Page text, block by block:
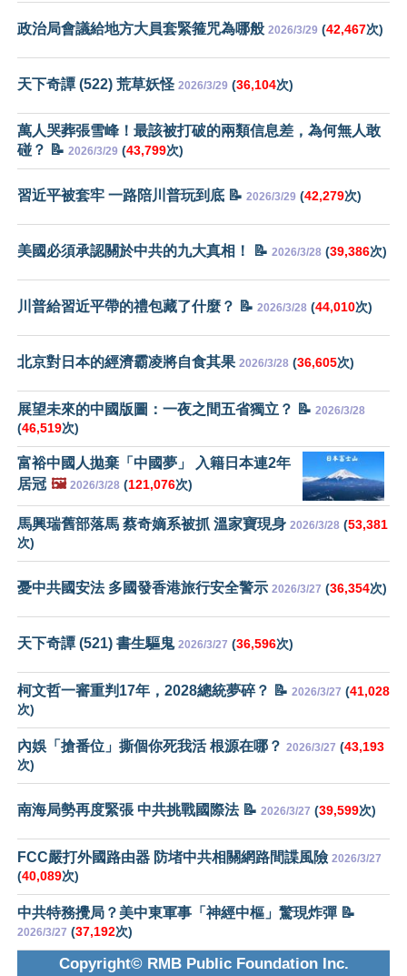
政治局會議給地方大員套緊箍咒為哪般 2026/3/29 (42,467次)
天下奇譚 (522) 荒草妖怪 2026/3/29 (36,104次)
萬人哭葬張雪峰！最該被打破的兩類信息差，為何無人敢
碰？ 📝 2026/3/29 (43,799次)
習近平被套牢 一路陪川普玩到底 📝 2026/3/29 (42,279次)
美國必須承認關於中共的九大真相！ 📝 2026/3/28 (39,386次)
川普給習近平帶的禮包藏了什麼？ 📝 2026/3/28 (44,010次)
北京對日本的經濟霸凌將自食其果 2026/3/28 (36,605次)
展望未來的中國版圖：一夜之間五省獨立？ 📝 2026/3/28
(46,519次)
富裕中國人拋棄「中國夢」 入籍日本連2年
居冠 🖼️ 2026/3/28 (121,076次)
馬興瑞舊部落馬 蔡奇嫡系被抓 溫家寶現身 2026/3/28 (53,381
次)
憂中共國安法 多國發香港旅行安全警示 2026/3/27 (36,354次)
天下奇譚 (521) 書生驅鬼 2026/3/27 (36,596次)
柯文哲一審重判17年，2028總統夢碎？ 📝 2026/3/27 (41,028
次)
內娛「搶番位」撕個你死我活 根源在哪？ 2026/3/27 (43,193
次)
南海局勢再度緊張 中共挑戰國際法 📝 2026/3/27 (39,599次)
FCC嚴打外國路由器 防堵中共相關網路間諜風險 2026/3/27
(40,089次)
中共特務攪局？美中東軍事「神經中樞」驚現炸彈 📝
2026/3/27 (37,192次)
Copyright© RMB Public Foundation Inc.